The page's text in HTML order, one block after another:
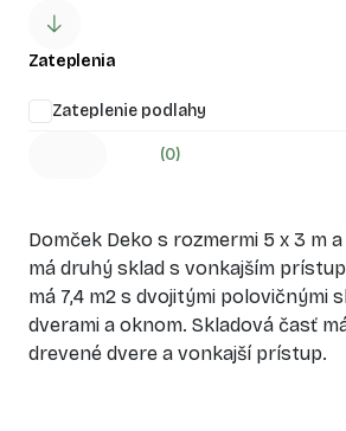
Zateplenia
Zateplenie podlahy
(0)
Domček Deko s rozmermi 5 x 3 m
má druhý sklad s vonkajším
má 7,4 m2 s dvojitými polovičnými
dverami a oknom. Skladová časť
drevené dvere a vonkajší prístup.